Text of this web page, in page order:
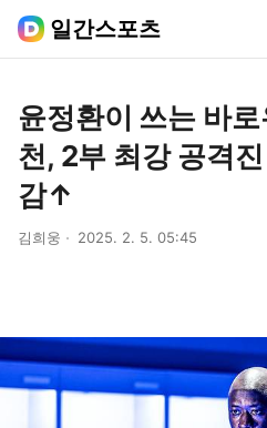
일간스포츠
윤정환이 쓰는 바
천, 2부 최강 공격
감↑
김희웅 2025. 2. 5. 05:45